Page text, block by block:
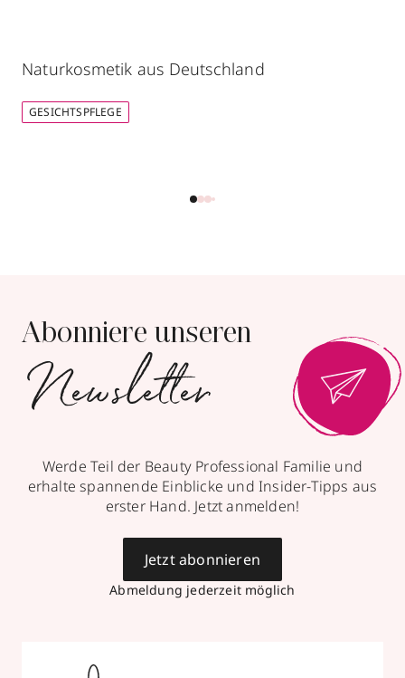
Naturkosmetik aus Deutschland
GESICHTSPFLEGE
Abonniere unseren
Newsletter
Werde Teil der Beauty Professional Familie und
erhalte spannende Einblicke und Insider-Tipps aus
erster Hand. Jetzt anmelden!
Abmeldung jederzeit möglich
Jetzt abonnieren